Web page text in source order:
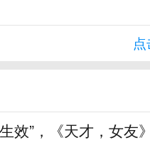
效”，《天才，女友